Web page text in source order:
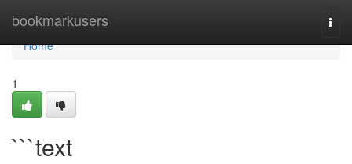
bookmarkusers
Home
Home
1
```text